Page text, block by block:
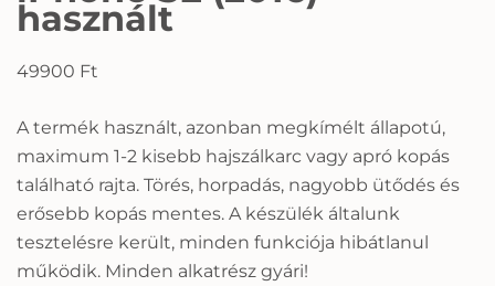
használt
49900 Ft
A termék használt, azonban megkímélt állapotú,
maximum 1-2 kisebb hajszálkarc vagy apró kopás
található rajta. Törés, horpadás, nagyobb ütődés és
erősebb kopás mentes. A készülék általunk
tesztelésre került, minden funkciója hibátlanul
működik. Minden alkatrész gyári!